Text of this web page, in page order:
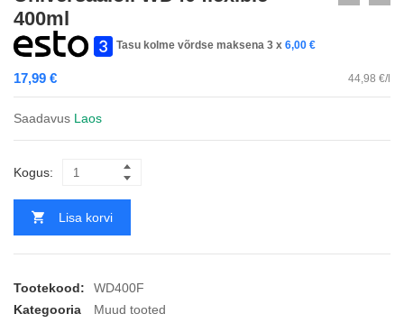
400ml
Tasu kolme võrdse maksena 3 x 6,00 €
17,99 € 44,98 €/l
Saadavus Laos
Kogus:
Lisa korvi
Tootekood:
WD400F
Kategooria
Muud tooted